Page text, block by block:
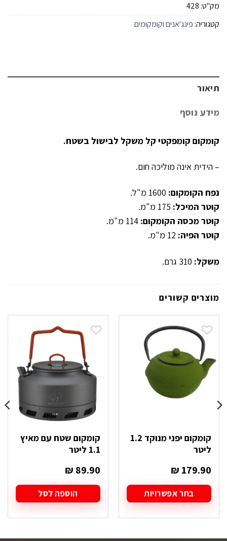
מק"ט: 428
קטגוריה: פינג'אנים וקומקומים
תיאור
מידע נוסף
קומקום קומפקטי קל משקל לבישול בשטח.
– הידית אינה מוליכה חום.
נפח הקומקום: 1600 מ"ל.
קוטר המיכל:
קוטר מכסה הקומקום:
קוטר הפיה: 12 מ"מ.
משקל:
מוצרים קשורים
קומקום יפני מנוקד 1.2
ליטר
₪ 179.90
בחר אפשרויות
זה
קומקום שטח עם מאיץ
1.1 ליטר
₪ 89.90
הוספה לסל